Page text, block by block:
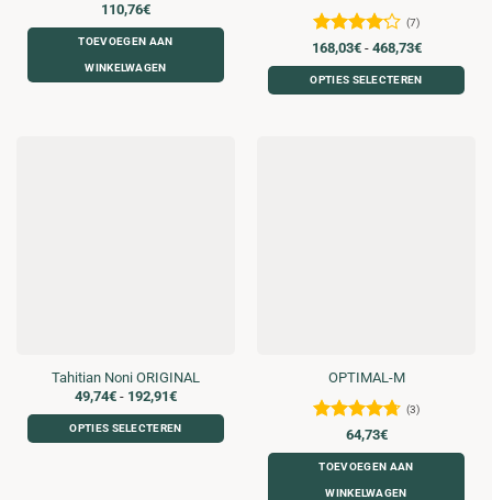
110,76€
TOEVOEGEN AAN
WINKELWAGEN
Gewaardeerd
4.14uit
5
(7)
168,03€ - 468,73€Prijsklasse:
tot
468,73€
OPTIES SELECTEREN
Tahitian Noni ORIGINAL
49,74€ - 192,91€Prijsklasse:
tot
192,91€
OPTIES SELECTEREN
OPTIMAL-M
Gewaardeerd
4.67uit 5
(3)
64,73€
TOEVOEGEN AAN
WINKELWAGEN